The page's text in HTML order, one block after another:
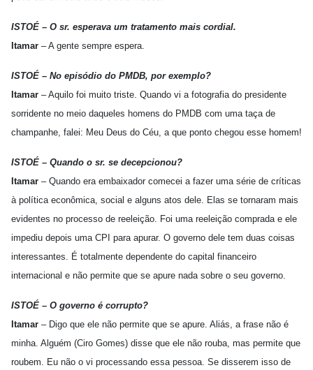
ISTOÉ – O sr. esperava um tratamento mais cordial.
Itamar – A gente sempre espera.
ISTOÉ – No episódio do PMDB, por exemplo?
Itamar – Aquilo foi muito triste. Quando vi a fotografia do presidente
sorridente no meio daqueles homens do PMDB com uma taça de
champanhe, falei: Meu Deus do Céu, a que ponto chegou esse homem!
ISTOÉ – Quando o sr. se decepcionou?
Itamar – Quando era embaixador comecei a fazer uma série de críticas
à política econômica, social e alguns atos dele. Elas se tornaram mais
evidentes no processo de reeleição. Foi uma reeleição comprada e ele
impediu depois uma CPI para apurar. O governo dele tem duas coisas
interessantes. É totalmente dependente do capital financeiro
internacional e não permite que se apure nada sobre o seu governo.
ISTOÉ – O governo é corrupto?
Itamar – Digo que ele não permite que se apure. Aliás, a frase não é
minha. Alguém (Ciro Gomes) disse que ele não rouba, mas permite que
roubem. Eu não o vi processando essa pessoa. Se disserem isso de